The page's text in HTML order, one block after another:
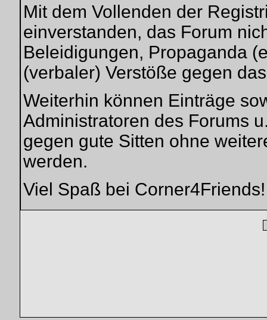
Mit dem Vollenden der
einverstanden, das Forum
Beleidigungen, Propaganda
(verbaler) Verstöße gegen
Weiterhin können Einträge
Administratoren des Forums
gegen gute Sitten ohne
werden.
Viel Spaß bei Corner4Friends!